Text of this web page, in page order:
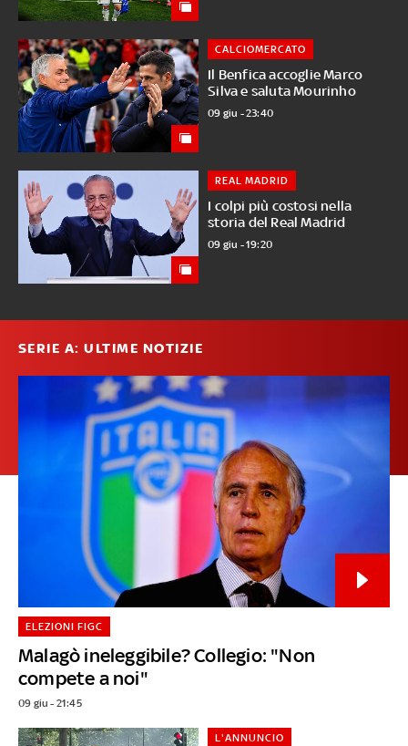
Il Benfica accoglie Marco
Silva e saluta Mourinho
CALCIOMERCATO
09 giu - 23:40
I colpi più costosi nella
storia del Real Madrid
REAL MADRID
09 giu - 19:20
SERIE A: ULTIME NOTIZIE
Malagò ineleggibile? Collegio: "Non
compete a noi"
ELEZIONI FIGC
09 giu - 21:45
L'ANNUNCIO